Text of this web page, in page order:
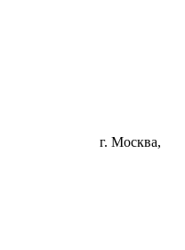
г. Москва,